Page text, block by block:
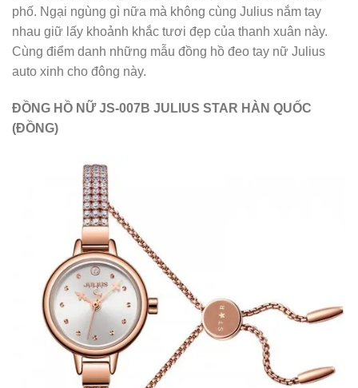
phố. Ngại ngùng gì nữa mà không cùng Julius nắm tay
nhau giữ lấy khoảnh khắc tươi đẹp của thanh xuân này.
Cùng điểm danh những mẫu đồng hồ đeo tay nữ Julius
auto xinh cho đông này.
ĐỒNG HỒ NỮ JS-007B JULIUS STAR HÀN QUỐC
(ĐỒNG)